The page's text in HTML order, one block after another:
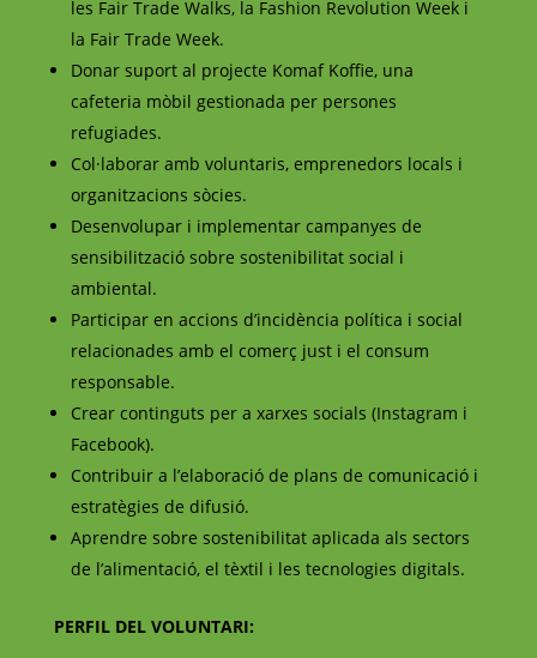
les Fair Trade Walks, la Fashion Revolution Week i
la Fair Trade Week.
Donar suport al projecte Komaf Koffie, una
cafeteria mòbil gestionada per persones
refugiades.
Col·laborar amb voluntaris, emprenedors locals i
organitzacions sòcies.
Desenvolupar i implementar campanyes de
sensibilització sobre sostenibilitat social i
ambiental.
Participar en accions d’incidència política i social
relacionades amb el comerç just i el consum
responsable.
Crear continguts per a xarxes socials (Instagram i
Facebook).
Contribuir a l’elaboració de plans de comunicació i
estratègies de difusió.
Aprendre sobre sostenibilitat aplicada als sectors
de l’alimentació, el tèxtil i les tecnologies digitals.
PERFIL DEL VOLUNTARI: